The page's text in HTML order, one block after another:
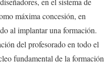
máxima concesión, en
al implantar una formación.
del profesorado en todo el
fundamental de la formación